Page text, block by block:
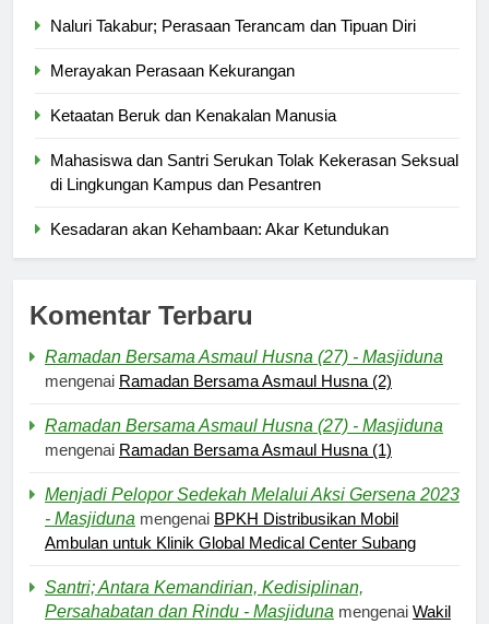
Naluri Takabur; Perasaan Terancam dan Tipuan Diri
Merayakan Perasaan Kekurangan
Ketaatan Beruk dan Kenakalan Manusia
Mahasiswa dan Santri Serukan Tolak Kekerasan Seksual
di Lingkungan Kampus dan Pesantren
Kesadaran akan Kehambaan: Akar Ketundukan
Komentar Terbaru
Ramadan Bersama Asmaul Husna (27) - Masjiduna
mengenai Ramadan Bersama Asmaul Husna (2)
Ramadan Bersama Asmaul Husna (27) - Masjiduna
mengenai Ramadan Bersama Asmaul Husna (1)
Menjadi Pelopor Sedekah Melalui Aksi Gersena 2023
- Masjiduna mengenai BPKH Distribusikan Mobil
Ambulan untuk Klinik Global Medical Center Subang
Santri; Antara Kemandirian, Kedisiplinan,
Persahabatan dan Rindu - Masjiduna mengenai Wakil